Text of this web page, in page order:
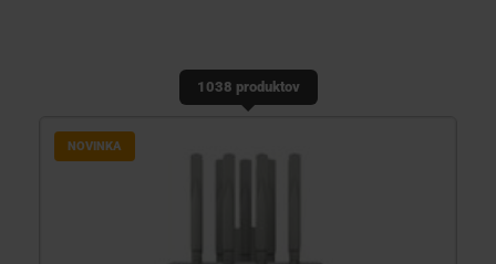
1038 produktov
NOVINKA